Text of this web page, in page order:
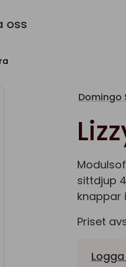
oss
Domingo
sittdjup
knappar
Priset